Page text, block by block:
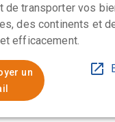
de transporter vos
des continents et
efficacement.
un